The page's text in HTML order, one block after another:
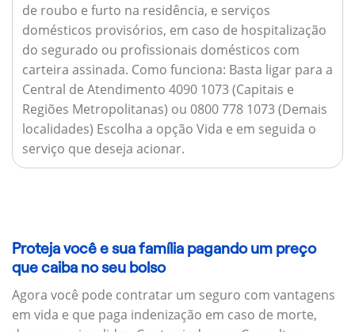
de roubo e furto na residência, e serviços
domésticos provisórios, em caso de hospitalização
do segurado ou profissionais domésticos com
carteira assinada. Como funciona: Basta ligar para a
Central de Atendimento 4090 1073 (Capitais e
Regiões Metropolitanas) ou 0800 778 1073 (Demais
localidades) Escolha a opção Vida e em seguida o
serviço que deseja acionar.
Proteja você e sua família pagando um preço
que caiba no seu bolso
Agora você pode contratar um seguro com vantagens
em vida e que paga indenização em caso de morte,